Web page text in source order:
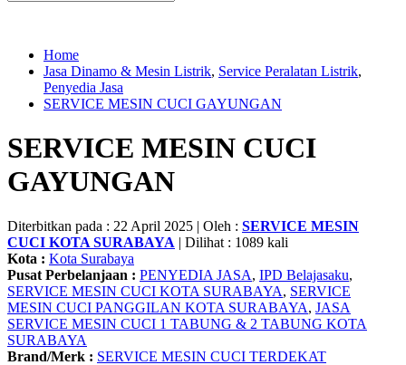
Home
Jasa Dinamo & Mesin Listrik, Service Peralatan Listrik,
Penyedia Jasa
SERVICE MESIN CUCI GAYUNGAN
SERVICE MESIN CUCI
GAYUNGAN
Diterbitkan pada : 22 April 2025 | Oleh : SERVICE MESIN
CUCI KOTA SURABAYA | Dilihat : 1089 kali
Kota : Kota Surabaya
Pusat Perbelanjaan : PENYEDIA JASA, IPD Belajasaku,
SERVICE MESIN CUCI KOTA SURABAYA, SERVICE
MESIN CUCI PANGGILAN KOTA SURABAYA, JASA
SERVICE MESIN CUCI 1 TABUNG & 2 TABUNG KOTA
SURABAYA
Brand/Merk : SERVICE MESIN CUCI TERDEKAT